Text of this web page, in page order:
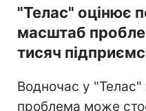
"Телас" оцінює
масштаб
тисяч
Водночас у
проблема може